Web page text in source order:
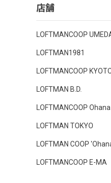
店舗
LOFTMANCOOP
LOFTMAN1981
LOFTMANCOOP
LOFTMAN B.D.
LOFTMANCOOP Ohana
LOFTMAN TOKYO
LOFTMAN COOP
LOFTMANCOOP E-MA